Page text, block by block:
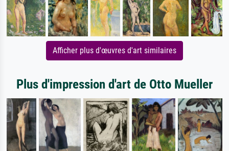
Afficher plus d'œuvres d'art similaires
Plus d'impression d'art de Otto Mueller